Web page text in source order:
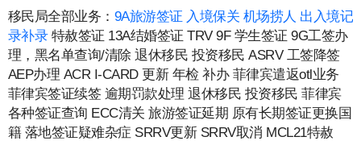
移民局全部业务： 9A旅游签证 入境保关 机场捞人 出入境记
录补录特赦签证 13A结婚签证 TRV 9F 学生签证 9G工签办
理，黑名单查询/清除 退休移民 投资移民 ASRV 工签降签
AEP办理 ACR I-CARD 更新 年检 补办 菲律宾遣返otl业务
菲律宾签证续签 逾期罚款处理 退休移民 投资移民 菲律宾
各种签证查询 ECC清关 旅游签证延期 原有长期签证更换国
籍 落地签证疑难杂症 SRRV更新 SRRV取消 MCL21特赦